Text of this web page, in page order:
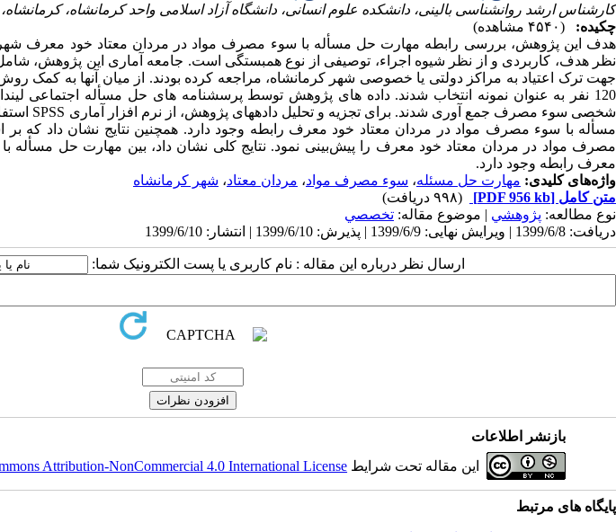
کارشناس ارشد روانشناسی بالینی، دانشکده علوم انسانی، دانشگاه آزاد اسلامی واحد کرمانشاه، کرمانشاه،
چکیده:
(۴۵۴۰ مشاهده)
هدف این پژوهش، بررسی رابطه مهارت حل مسأله با سوء مصرف مواد در مردان معتاد خود معرف
جهت ترک اعتیاد به مراکز دولتی یا خصوصی شهر کرمانشاه، مراجعه کرده بودند. از میان آن­ها به کمک
شخصی سوء مصرف جمع ­آوری شدند. برای تجزیه و تحلیل دادههای پژوهش، از نرم ­افزار آماری SPSS
مسأله با سوء مصرف مواد در مردان معتاد خود معرف رابطه وجود دارد. همچنین نتایج نشان داد که
مصرف مواد در مردان معتاد خود معرف را پیش‌بینی نمود. نتایج کلی نشان داد، بین مهارت حل مسأله
معرف رابطه وجود دارد.
واژه‌های کلیدی: مهارت حل مسئله، سوء مصرف مواد، مردان معتاد، شهر کرمانشاه
متن کامل [PDF 956 kb]
(۹۹۸ دریافت)
نوع مطالعه: پژوهشي | موضوع مقاله: تخصصي
دریافت: 1399/6/8 | ویرایش نهایی: 1399/6/9 | پذیرش: 1399/6/10 | انتشار: 1399/6/10
ارسال نظر درباره این مقاله : نام کاربری یا پست الکترونیک شما:
بازنشر اطلاعات
این مقاله تحت شرایط Attribution-NonCommercial 4.0 International License
پایگاه های مرتبط